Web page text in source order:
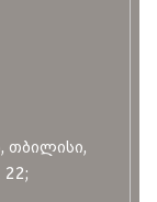
თბილისი,